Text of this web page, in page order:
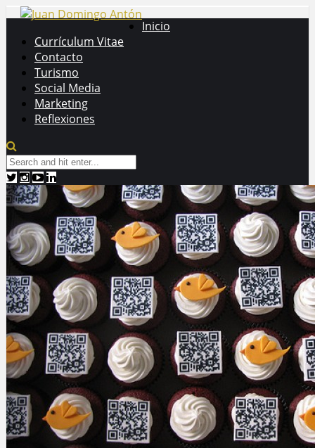
Inicio
Currículum Vitae
Contacto
Turismo
Social Media
Marketing
Reflexiones